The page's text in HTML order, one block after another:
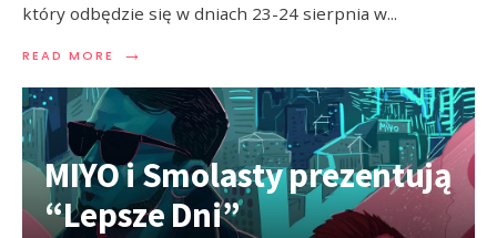
który odbędzie się w dniach 23-24 sierpnia w...
READ MORE →
MIYO i Smolasty prezentują
“Lepsze Dni”